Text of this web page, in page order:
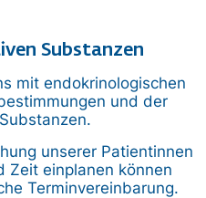
Substanzen
mit endokrinologischen
und der
unserer Patientinnen
Zeit einplanen können
Terminvereinbarung.